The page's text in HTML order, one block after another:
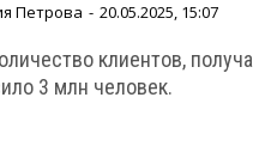
Петрова - 20.05.2025, 15:07
клиентов,
3 млн человек.